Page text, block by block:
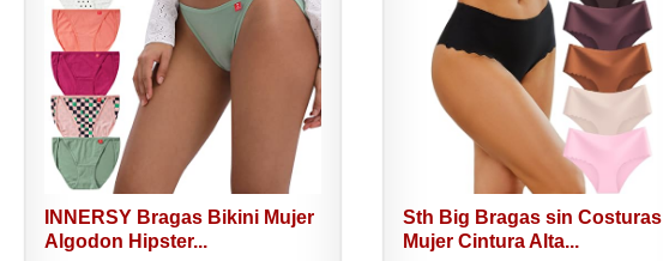
INNERSY Bragas Bikini Mujer
Algodon Hipster...
Sth Big Bragas sin Costuras
Mujer Cintura Alta...